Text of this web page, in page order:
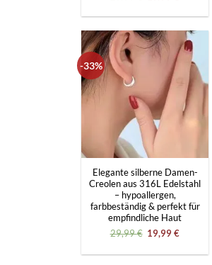
Preis
29,99 €19,99 €.
-33%
Elegante silberne Damen-
Creolen aus 316L Edelstahl
– hypoallergen,
farbbeständig & perfekt für
empfindliche Haut
29,99€ Ursprünglicher
Preis
29,99 €
19,99€Aktueller
19,99 €.